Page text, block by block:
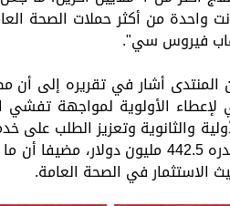
واحدة من أكثر حملات الصحة
فيروس سي".
لإعطاء الأولوية لمواجهة
والثانوية وتعزيز الطلب
المصرية بدعم قدره 442.5
الاستثمار في الصحة العامة.